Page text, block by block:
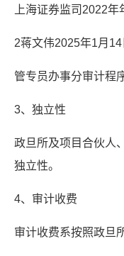
上海证券监司2022
2蒋文伟2025年1月
管专员办事分审计程
3、独立性
政旦所及项目合伙人
独立性。
4、审计收费
审计收费系按照政旦